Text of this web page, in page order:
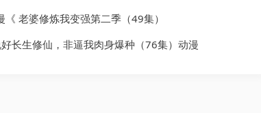
《 老婆修炼我变强第二季（49集）
长生修仙，非逼我肉身爆种（76集）动漫